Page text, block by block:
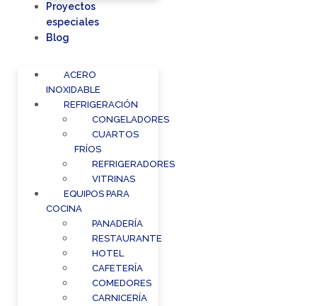
Proyectos
especiales
Blog
ACERO
INOXIDABLE
REFRIGERACIÓN
CONGELADORES
CUARTOS
FRÍOS
REFRIGERADORES
VITRINAS
EQUIPOS PARA
COCINA
PANADERÍA
RESTAURANTE
HOTEL
CAFETERÍA
COMEDORES
CARNICERÍA